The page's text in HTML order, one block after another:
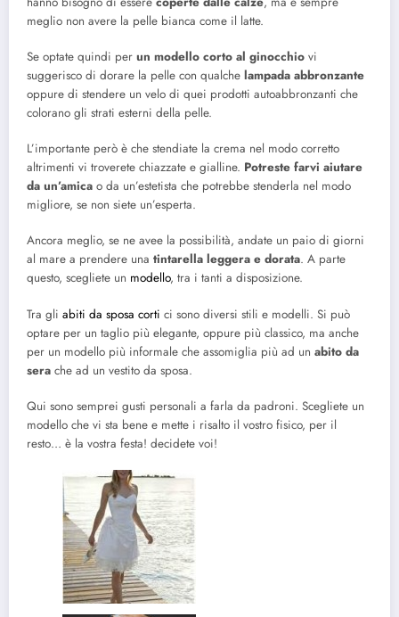
meglio non avere la pelle bianca come il latte.
Se optate quindi per un modello corto al ginocchio vi
suggerisco di dorare la pelle con qualche lampada abbronzante
oppure di stendere un velo di quei prodotti autoabbronzanti che
colorano gli strati esterni della pelle.
L’importante però è che stendiate la crema nel modo corretto
altrimenti vi troverete chiazzate e gialline. Potreste farvi aiutare
da un’amica o da un’estetista che potrebbe stenderla nel modo
migliore, se non siete un’esperta.
Ancora meglio, se ne avee la possibilità, andate un paio di giorni
al mare a prendere una tintarella leggera e dorata. A parte
questo, scegliete un modello, tra i tanti a disposizione.
Tra gli abiti da sposa corti ci sono diversi stili e modelli. Si può
optare per un taglio più elegante, oppure più classico, ma anche
per un modello più informale che assomiglia più ad un abito da
sera che ad un vestito da sposa.
Qui sono semprei gusti personali a farla da padroni. Scegliete un
modello che vi sta bene e mette i risalto il vostro fisico, per il
resto… è la vostra festa! decidete voi!